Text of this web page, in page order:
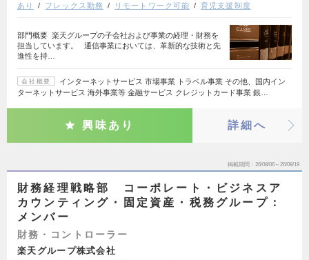
あり
フレックス勤務 リモートワーク可能 育児支援制度
部門概要 楽天グループの子会社および事業の経理・財務を
担当しています。 通信事業においては、革新的な技術と先
進性を持…
会社概要
インターネットサービス 市場事業 トラベル事業 その他、国内イン
ターネットサービス 海外事業等 金融サービス クレジットカード事業 銀…
興味あり 詳細へ
掲載期間 26/08/06～26/08/19
財務経理戦略部 コーポレート・ビジネスア
カウンティング・固定資産・税務グループ：
メンバー
財務・コントローラー
楽天グループ株式会社